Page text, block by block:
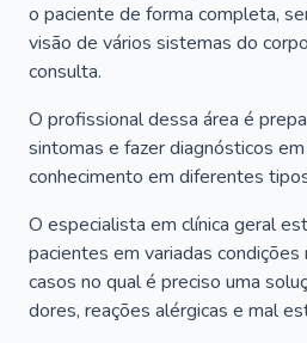
o paciente de forma completa,
visão de vários sistemas do
consulta.
O profissional dessa área é
sintomas e fazer diagnósticos
conhecimento em diferentes
O especialista em clínica geral
pacientes em variadas condições
casos no qual é preciso uma
dores, reações alérgicas e mal